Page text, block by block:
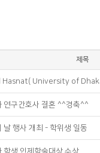
제목
Hasnat( University of
구간호사 결혼 ^^경축^^
행사 개최 - 학위생 일동
생 인제학술대상 수상